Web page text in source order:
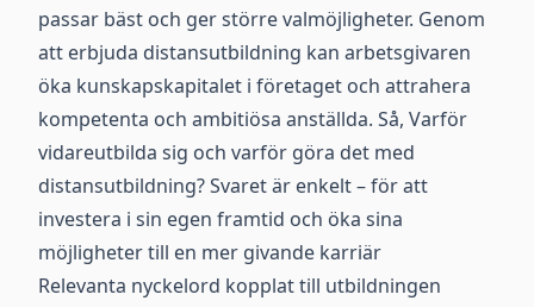
passar bäst och ger större valmöjligheter. Genom
att erbjuda distansutbildning kan arbetsgivaren
öka kunskapskapitalet i företaget och attrahera
kompetenta och ambitiösa anställda. Så, Varför
vidareutbilda sig och varför göra det med
distansutbildning? Svaret är enkelt – för att
investera i sin egen framtid och öka sina
möjligheter till en mer givande karriär
Relevanta nyckelord kopplat till utbildningen